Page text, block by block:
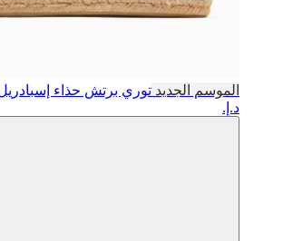
الموسم الجديد توري برتش حذاء
د.إ.